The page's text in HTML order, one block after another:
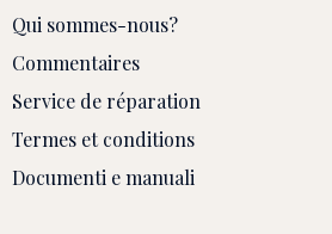
Qui sommes-nous?
Commentaires
Service de réparation
Termes et conditions
Documenti e manuali